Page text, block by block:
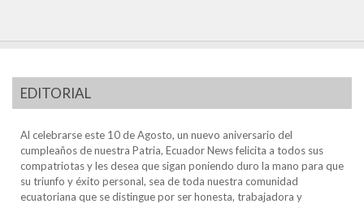
EDITORIAL
Al celebrarse este 10 de Agosto, un nuevo aniversario del
cumpleaños de nuestra Patria, Ecuador News felicita a todos sus
compatriotas y les desea que sigan poniendo duro la mano para que
su triunfo y éxito personal, sea de toda nuestra comunidad
ecuatoriana que se distingue por ser honesta, trabajadora y